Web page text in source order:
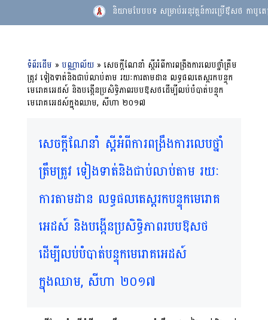
និយាមបែបបទ សម្រាប់អនុវត្តន៍ការប្រើឳសថ កាបូត
ទំព័រដើម » បណ្ណាល័យ» សេចក្តីណែនាំ ស្តីអំពីការពង្រឹងការលេបថ្នាំត្រឹម
ត្រូវ ទៀងទាត់និងជាប់លាប់តាម រយៈការតាមដាន លទ្ធផលតេស្តរកបន្ទុក
មេរោគអេដស៍ និងបង្កើនប្រសិទ្ធិភាពរបបឱសថដើម្បីលប់បំបាត់បន្ទុក
មេរោគអេដស៍ក្នុងឈាម, សីហា​ ២០១៧
សេចក្តីណែនាំ ស្តីអំពីការពង្រឹងការលេបថ្នាំ
ត្រឹមត្រូវ ទៀងទាត់និងជាប់លាប់តាម រយៈ
ការតាមដាន លទ្ធផលតេស្តរកបន្ទុកមេរោគ
អេដស៍ និងបង្កើនប្រសិទ្ធិភាពរបបឱសថ
ដើម្បីលប់បំបាត់បន្ទុកមេរោគអេដស៍
ក្នុងឈាម, សីហា​ ២០១៧